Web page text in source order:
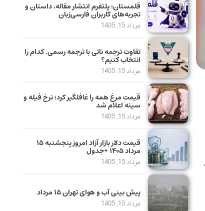
قلمستان؛ پلتفرم انتشار مقاله، داستان و
تجربه‌های کاربران فارسی‌زبان
مرداد 15, 1405
تفاوت ترجمه ناتی با ترجمه رسمی. کدام را
انتخاب کنیم؟
مرداد 15, 1405
قیمت مرغ همه را غافلگیر کرد؛ نرخ فیله و
سینه اعلام شد
مرداد 15, 1405
قیمت دلار بازار آزاد امروز پنجشنبه ۱۵
مرداد ۱۴۰۵ +جدول
مرداد 15, 1405
پیش بینی آب و هوای تهران ۱۵ مرداد
مرداد 15, 1405